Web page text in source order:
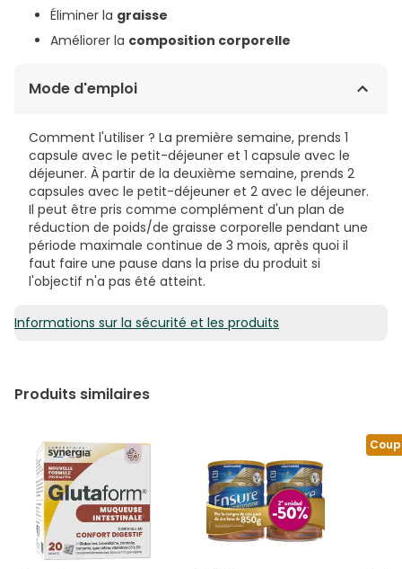
Éliminer la graisse
Améliorer la composition corporelle
Mode d'emploi
Comment l'utiliser ? La première semaine, prends 1
capsule avec le petit-déjeuner et 1 capsule avec le
déjeuner. À partir de la deuxième semaine, prends 2
capsules avec le petit-déjeuner et 2 avec le déjeuner.
Il peut être pris comme complément d'un plan de
réduction de poids/de graisse corporelle pendant une
période maximale continue de 3 mois, après quoi il
faut faire une pause dans la prise du produit si
l'objectif n'a pas été atteint.
Informations sur la sécurité et les produits
Produits similaires